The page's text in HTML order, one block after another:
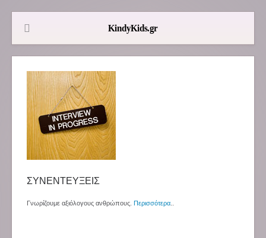
ΣΥΝΕΝΤΕΥΞΕΙΣ
Γνωρίζουμε αξιόλογους ανθρώπους. Περισσότερα